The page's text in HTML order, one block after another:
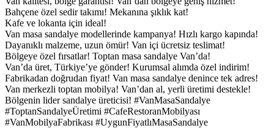
Bahçene özel sedir takımı! Mekanına şıklık kat!
Kafe ve lokanta için ideal!
Van masa sandalye modellerinde kampanya! Hızlı kargo kapında!
Dayanıklı malzeme, uzun ömür! Van içi ücretsiz teslimat!
Bölgeye özel fırsatlar! Toptan masa sandalye Van’da!
Van’da üret, Türkiye’ye gönder! Kurumsal alımda özel indirim!
Fabrikadan doğrudan fiyat! Van masa sandalye denince tek adres!
Van merkezli toptan mobilya! Van’dan al, yerli üretimi destekle!
Bölgenin lider sandalye üreticisi! #VanMasaSandalye
#ToptanSandalyeÜretimi #CafeRestoranMobilyası
#VanMobilyaFabrikası #UygunFiyatlıMasaSandalye